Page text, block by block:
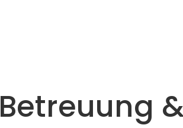
Betreuung